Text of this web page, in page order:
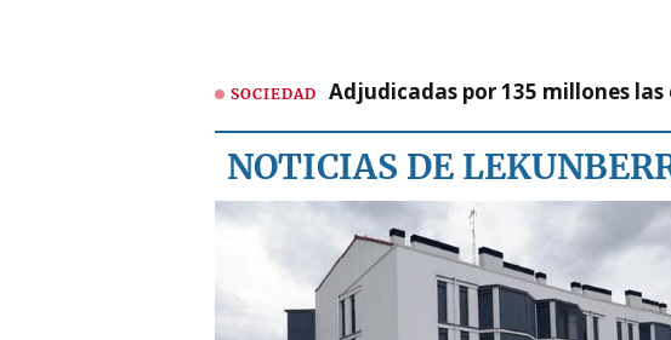
SOCIEDAD Adjudicadas por 135 millones
NOTICIAS DE